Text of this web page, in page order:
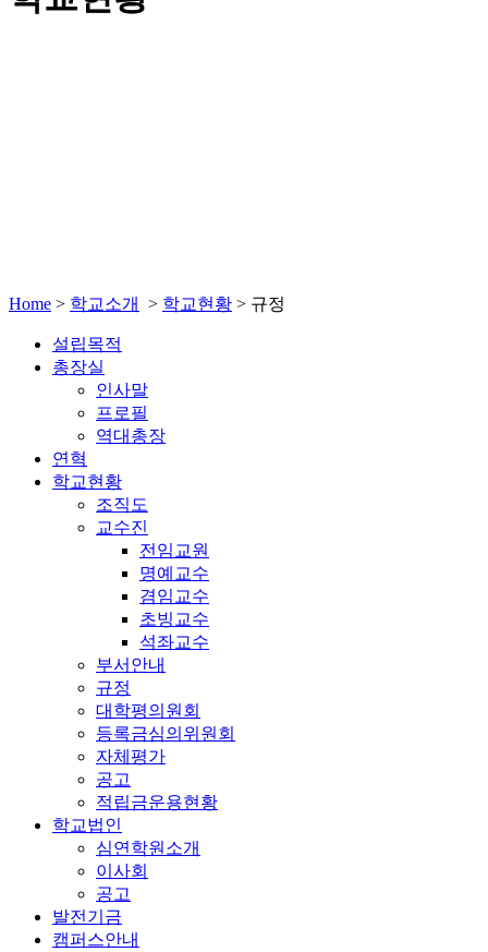
Home > 학교소개 > 학교현황 > 규정
설립목적
총장실
인사말
프로필
역대총장
연혁
학교현황
조직도
교수진
전임교원
명예교수
겸임교수
초빙교수
석좌교수
부서안내
규정
대학평의원회
등록금심의위원회
자체평가
공고
적립금운용현황
학교법인
심연학원소개
이사회
공고
발전기금
캠퍼스안내